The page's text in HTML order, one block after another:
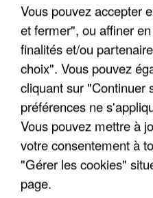
APRÈS TOUTES CES
DE FAUNE SAUVAGE
Vous pouvez accepter
et fermer", ou affiner
finalités et/ou
choix". Vous pouvez
cliquant sur "Continuer
préférences ne
Vous pouvez mettre à
votre consentement à
"Gérer les cookies"
page.